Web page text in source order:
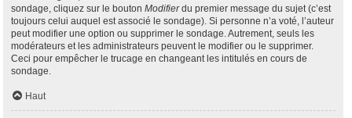
sondage, cliquez sur le bouton Modifierdu premier message du sujet (c’est
toujours celui auquel est associé le sondage). Si personne n’a voté, l’auteur
peut modifier une option ou supprimer le sondage. Autrement, seuls les
modérateurs et les administrateurs peuvent le modifier ou le supprimer.
Ceci pour empêcher le trucage en changeant les intitulés en cours de
sondage.
Haut